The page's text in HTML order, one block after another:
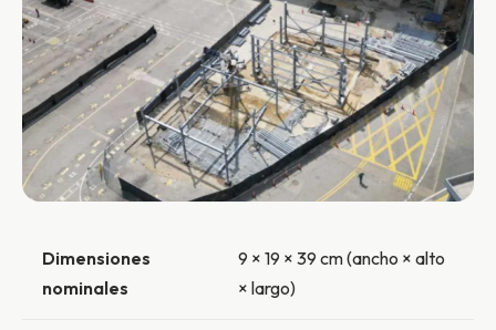
Dimensiones
nominales
9 × 19 × 39 cm (ancho × alto
× largo)